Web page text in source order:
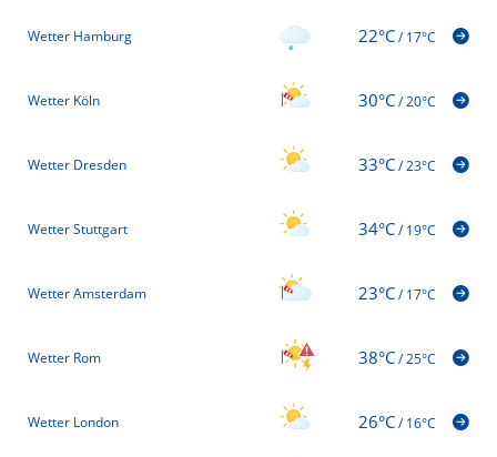
Wetter Hamburg 22°C/17°C
Wetter Köln 30°C/20°C
Wetter Dresden 33°C/23°C
Wetter Stuttgart 34°C/19°C
Wetter Amsterdam 23°C/17°C
Wetter Rom 38°C/25°C
Wetter London 26°C/16°C